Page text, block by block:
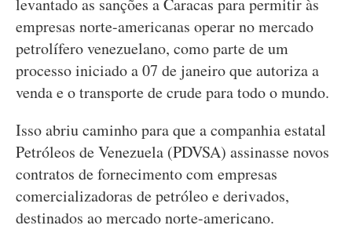
levantado as sanções a Caracas para permitir às
empresas norte-americanas operar no mercado
petrolífero venezuelano, como parte de um
processo iniciado a 07 de janeiro que autoriza a
venda e o transporte de crude para todo o mundo.
Isso abriu caminho para que a companhia estatal
Petróleos de Venezuela (PDVSA) assinasse novos
contratos de fornecimento com empresas
comercializadoras de petróleo e derivados,
destinados ao mercado norte-americano.